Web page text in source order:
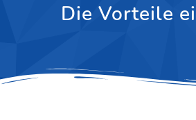
Die Vorteile